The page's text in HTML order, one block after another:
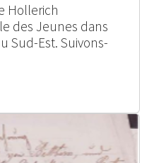
Hollerich
des Jeunes dans
Sud-Est. Suivons-